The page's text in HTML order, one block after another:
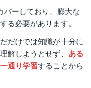
バーしており、膨大な
る必要があります。
だけでは知識が十分に
解しようとせず、 ある
通り学習することから